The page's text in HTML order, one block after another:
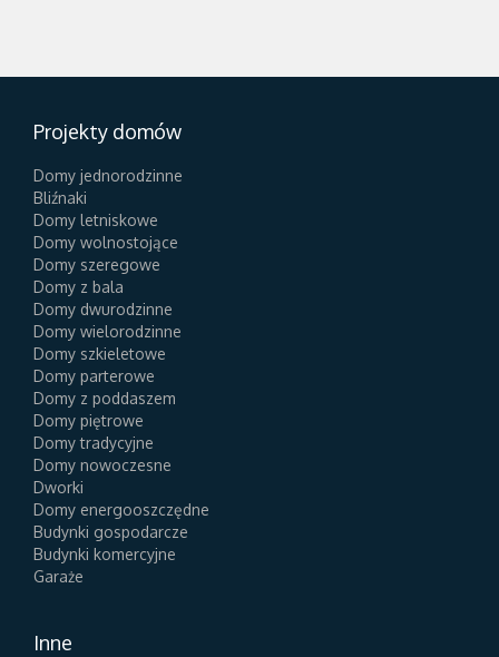
Projekty domów
Domy jednorodzinne
Bliźnaki
Domy letniskowe
Domy wolnostojące
Domy szeregowe
Domy z bala
Domy dwurodzinne
Domy wielorodzinne
Domy szkieletowe
Domy parterowe
Domy z poddaszem
Domy piętrowe
Domy tradycyjne
Domy nowoczesne
Dworki
Domy energooszczędne
Budynki gospodarcze
Budynki komercyjne
Garaże
Inne